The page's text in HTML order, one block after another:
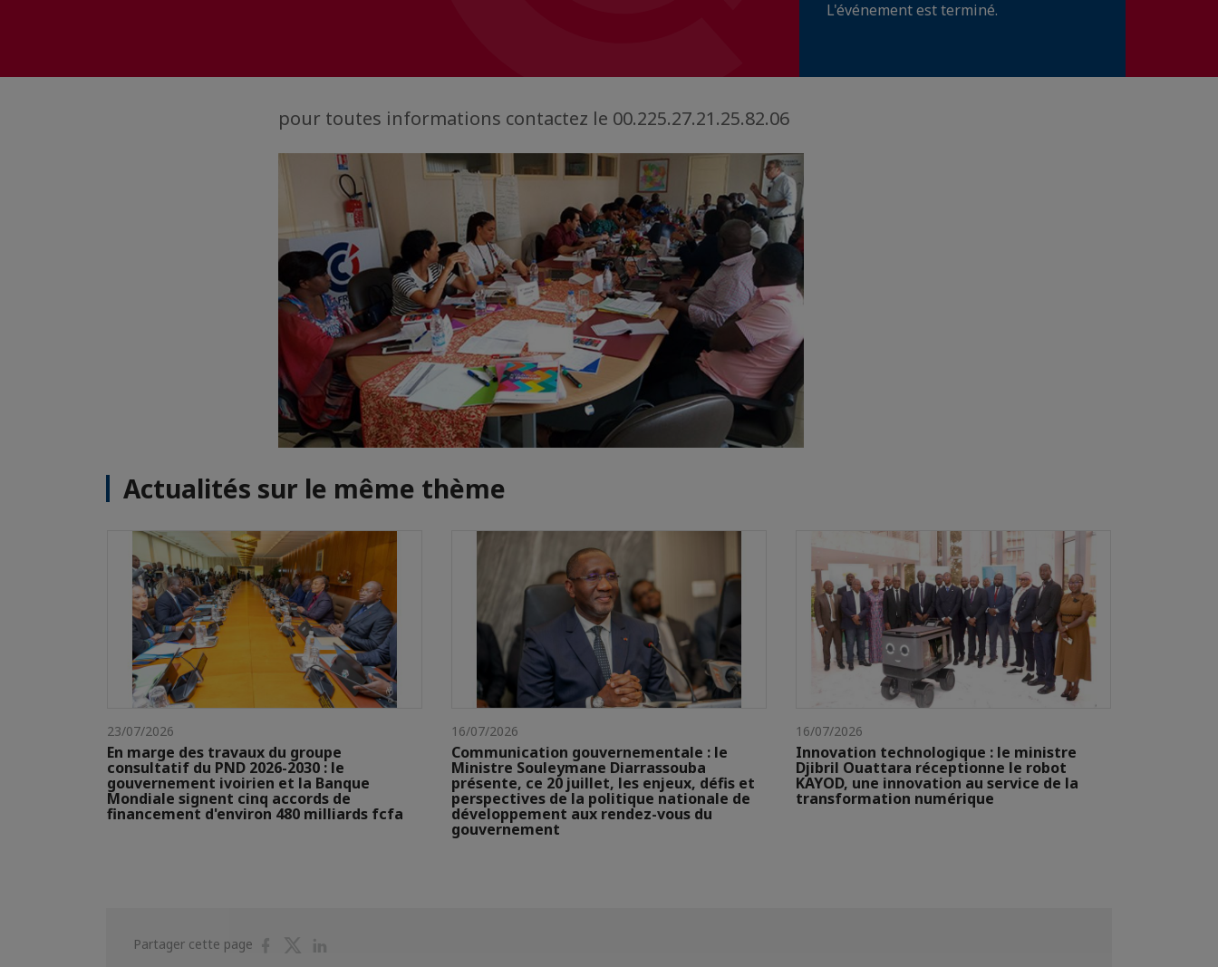
L'événement est terminé.
pour toutes informations contactez le 00.225.27.21.25.82.06
Actualités sur le même thème
23/07/2026
En marge des travaux du groupe
consultatif du PND 2026-2030 : le
gouvernement ivoirien et la Banque
Mondiale signent cinq accords de
financement d'environ 480 milliards fcfa
16/07/2026
Communication gouvernementale : le
Ministre Souleymane Diarrassouba
présente, ce 20 juillet, les enjeux, défis et
perspectives de la politique nationale de
développement aux rendez-vous du
gouvernement
16/07/2026
Innovation technologique : le ministre
Djibril Ouattara réceptionne le robot
KAYOD, une innovation au service de la
transformation numérique
Partager cette page
PartagerPartager